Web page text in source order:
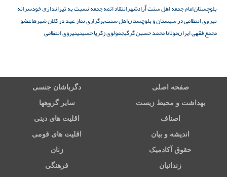
بلوچستانﺍﻣﺎﻡ ﺟﻤﻌﻪ ﺍﻫﻞ ﺳﻨﺖ ﺁﺯﺍﺩﺷﻬﺮﺍﻧﺘﻘﺎﺩ ائمه جمعه ﻧﺴﺒﺖ ﺑﻪ ﺗﯿﺮﺍﻧﺪﺍﺯﯼ خودسرانه
ﻧﯿﺮﻭی ﺍﻧﺘﻈﺎﻣﯽ ﺩﺭ سیستان و ﺑﻠﻮﭼﺴﺘﺎﻥﺍﻫﻞ ﺳﻨﺖبرگزاری نماز عید در کلان شهرهاﻋﻀﻮ
ﻣﺠﻤﻊ ﻓﻘﻬﯽ ﺍﯾﺮﺍﻥمولانا محمد حسین گرگیجمولوی زکریا حسینینیروی انتظامی
صفحه اصلی دگرباشان جنسی
بهداشت و محیط زیست سایر گروهها
اصناف اقلیت های دینی
اندیشه و بیان اقلیت های قومی
حقوق آکادمیک زنان
زندانیان فرهنگی